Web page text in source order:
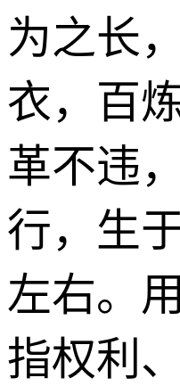
为之长
衣，百
革不违
行，生
左右。
指权利